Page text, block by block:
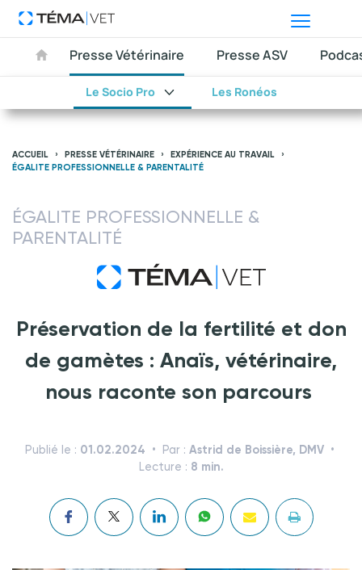
Presse Vétérinaire
Le Socio Pro Les Ronéos
Presse ASV
ACCUEIL PRESSE VÉTÉRINAIRE
EXPÉRIENCE AU TRAVAIL
ÉGALITE PROFESSIONNELLE & PARENTALITÉ
ÉGALITE PROFESSIONNELLE &
PARENTALITÉ
Préservation de la fertilité et don
de gamètes : Anaïs, vétérinaire,
nous raconte son parcours
Publié le : 01.02.2024 Par : Astrid de Boissière, DMV
Lecture : 8 min.